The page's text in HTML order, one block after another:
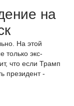
на
На этой
только экс-
что если Трамп
президент -